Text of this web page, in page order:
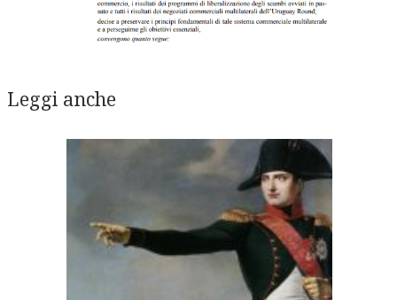
Leggi anche